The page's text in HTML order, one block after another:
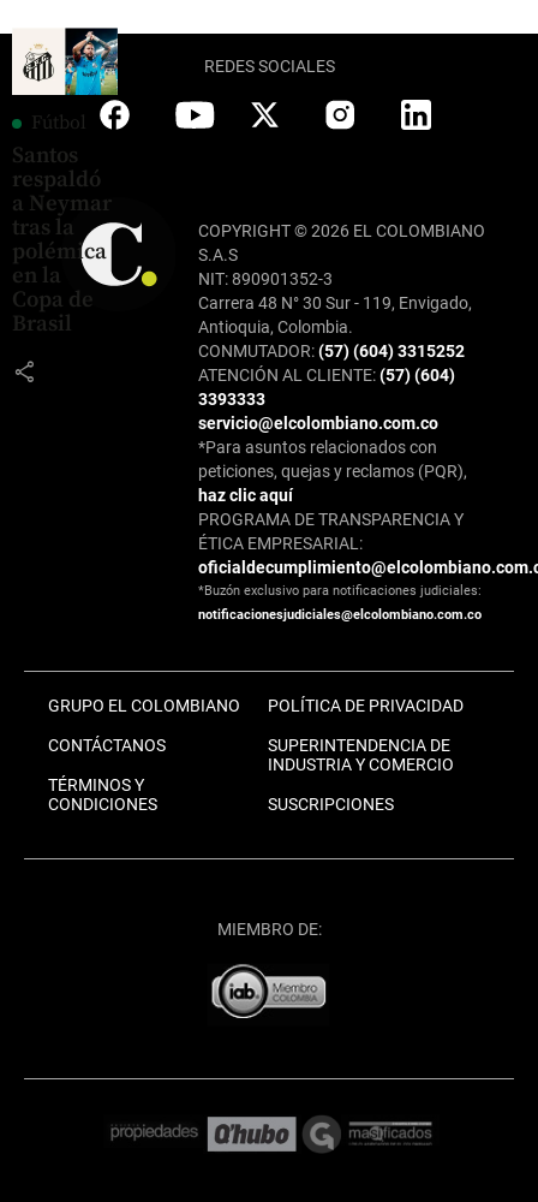
Fútbol
Santos
respaldó
a Neymar
tras la
polémica
en la
Copa de
Brasil
share
REDES SOCIALES
COPYRIGHT © 2026 EL COLOMBIANO
S.A.S
NIT: 890901352-3
Carrera 48 N° 30 Sur - 119, Envigado,
Antioquia, Colombia.
CONMUTADOR:(57) (604) 3315252
ATENCIÓN AL CLIENTE:(57) (604)
3393333
servicio@elcolombiano.com.co
*Para asuntos relacionados con
peticiones, quejas y reclamos (PQR),
haz clic aquí
PROGRAMA DE TRANSPARENCIA Y
ÉTICA EMPRESARIAL:
*Buzón exclusivo para notificaciones judiciales:
notificacionesjudiciales@elcolombiano.com.co
GRUPO EL COLOMBIANO
CONTÁCTANOS
TÉRMINOS Y
CONDICIONES
POLÍTICA DE PRIVACIDAD
SUPERINTENDENCIA DE
INDUSTRIA Y COMERCIO
SUSCRIPCIONES
MIEMBRO DE: